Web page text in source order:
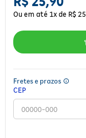
Ou em até 1x de R$ 25
Fretes e prazos
CEP